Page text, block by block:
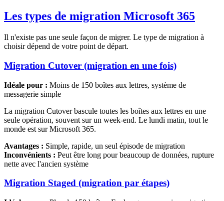
Les types de migration Microsoft 365
Il n'existe pas une seule façon de migrer. Le type de migration à
choisir dépend de votre point de départ.
Migration Cutover (migration en une fois)
Idéale pour : Moins de 150 boîtes aux lettres, système de
messagerie simple
La migration Cutover bascule toutes les boîtes aux lettres en une
seule opération, souvent sur un week-end. Le lundi matin, tout le
monde est sur Microsoft 365.
Avantages : Simple, rapide, un seul épisode de migration
Inconvénients : Peut être long pour beaucoup de données, rupture
nette avec l'ancien système
Migration Staged (migration par étapes)